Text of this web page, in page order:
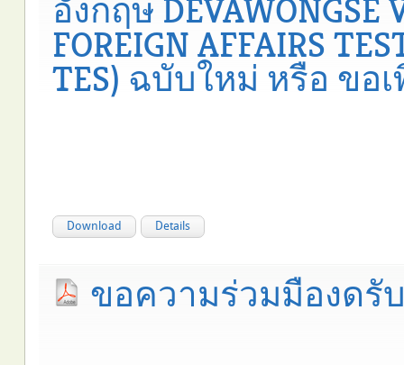
อังกฤษ DEVAWONGSE
FOREIGN AFFAIRS
TES) ฉบับใหม่ หรือ ขอ
Download Details
ขอความร่วมมืองดรั